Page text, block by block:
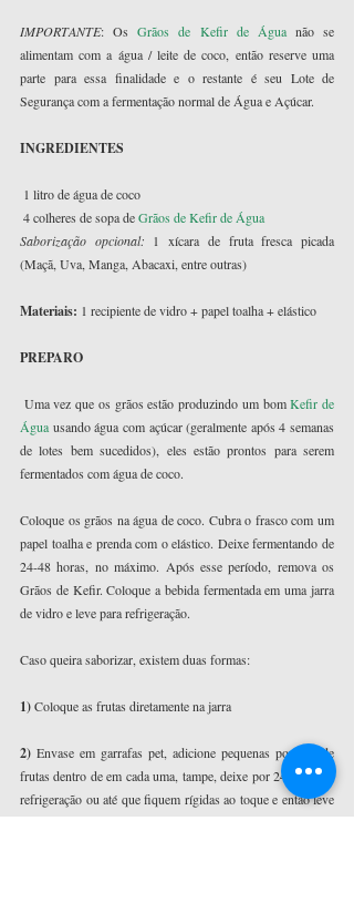
IMPORTANTE: Os Grãos de Kefir de Água não se
alimentam com a água / leite de coco, então reserve uma
parte para essa finalidade e o restante é seu Lote de
Segurança com a fermentação normal de Água e Açúcar.
INGREDIENTES
1 litro de água de coco
4 colheres de sopa de Grãos de Kefir de Água
Saborização opcional: 1 xícara de fruta fresca picada
(Maçã, Uva, Manga, Abacaxi, entre outras)
Materiais: 1 recipiente de vidro + papel toalha + elástico
PREPARO
Uma vez que os grãos estão produzindo um bom Kefir de
Água usando água com açúcar (geralmente após 4 semanas
de lotes bem sucedidos), eles estão prontos para serem
fermentados com água de coco.
Coloque os grãos na água de coco. Cubra o frasco com um
papel toalha e prenda com o elástico. Deixe fermentando de
24-48 horas, no máximo. Após esse período, remova os
Grãos de Kefir. Coloque a bebida fermentada em uma jarra
de vidro e leve para refrigeração.
Caso queira saborizar, existem duas formas:
1) Coloque as frutas diretamente na jarra
2) Envase em garrafas pet, adicione pequenas porções de
frutas dentro de em cada uma, tampe, deixe por 24h fora de
refrigeração ou até que fiquem rígidas ao toque e então leve